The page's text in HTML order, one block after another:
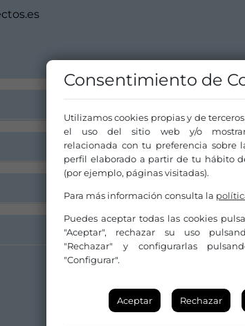
Consentimiento de
Utilizamos cookies propias y de
el uso del sitio web y/o
relacionada con tu preferencia sobre
perfil elaborado a partir de tu hábito
(por ejemplo, páginas visitadas).
Para más información consulta la
Puedes aceptar todas las cookies
"Aceptar", rechazar su uso
"Rechazar" y configurarlas
"Configurar".
Aceptar Rechazar